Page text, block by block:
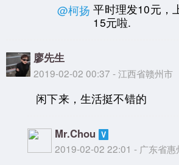
@柯扬 平时理发10元，
15元啦.
廖先生
2019-02-02 00:37 - 江西省赣州市
闲下来，生活挺不错的
Mr.Chou
2019-02-02 22:01 - 广东省惠